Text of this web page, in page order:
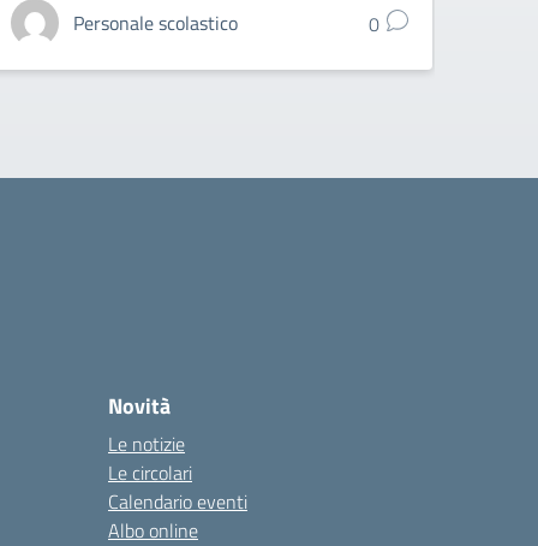
Personale scolastico 0
Novità
Le notizie
Le circolari
Calendario eventi
Albo online